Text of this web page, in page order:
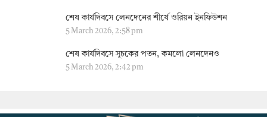
শেষ কার্যদিবসে লেনদেনের শীর্ষে ওরিয়ন ইনফিউশন
5 March 2026, 2:58 pm
শেষ কার্যদিবসে সূচকের পতন, কমলো লেনদেনও
5 March 2026, 2:42 pm